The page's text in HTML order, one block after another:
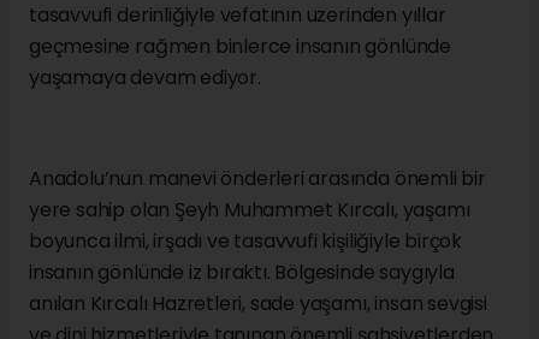
tasavvufi derinliğiyle vefatının uzerinden yıllar
geçmesine rağmen binlerce insanın gönlünde
yaşamaya devam ediyor.
Anadolu’nun manevi önderleri arasında önemli bir
yere sahip olan Şeyh Muhammet Kırcalı, yaşamı
boyunca ilmi, irşadı ve tasavvufi kişiliğiyle birçok
insanın gönlünde iz bıraktı. Bölgesinde saygıyla
anılan Kırcalı Hazretleri, sade yaşamı, insan sevgisi